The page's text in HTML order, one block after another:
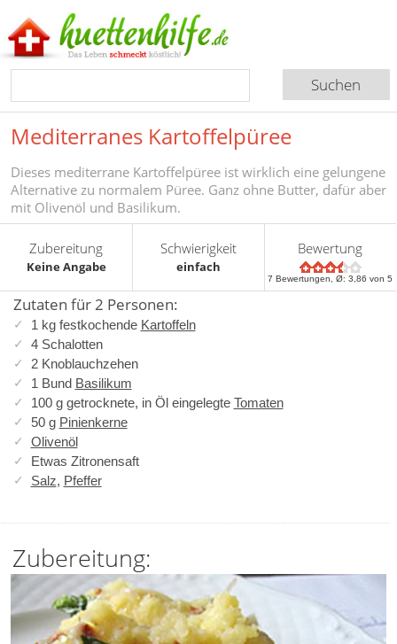
Mediterranes Kartoffelpüree
Dieses mediterrane Kartoffelpüree ist wirklich eine gelungene
Alternative zu normalem Püree. Ganz ohne Butter, dafür aber
mit Olivenöl und Basilikum.
Zubereitung
Keine Angabe
Schwierigkeit
einfach
Bewertung
7 Bewertungen, Ø:3,86 von 5
Zutaten für 2 Personen:
1 kg festkochende Kartoffeln
4 Schalotten
2 Knoblauchzehen
1 Bund Basilikum
100 g getrocknete, in Öl eingelegte Tomaten
50 g Pinienkerne
Olivenöl
Etwas Zitronensaft
Salz, Pfeffer
Zubereitung: